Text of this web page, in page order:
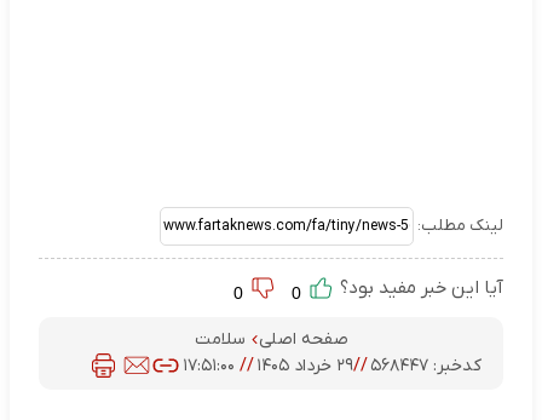
لینک مطلب:
آیا این خبر مفید بود؟
صفحه اصلی
سلامت
کدخبر: ۵۶۸۴۴۷ //۲۹ خرداد ۱۴۰۵ // ۱۷:۵۱:۰۰